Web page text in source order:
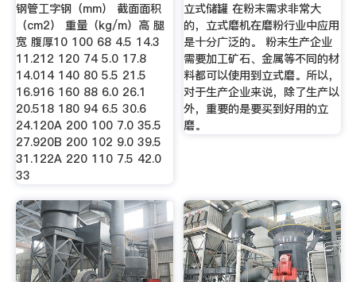
钢管工字钢（mm） 截面面积
（cm2） 重量（kg/m）高 腿
宽 腹厚10 100 68 4.5 14.3
11.212 120 74 5.0 17.8
14.014 140 80 5.5 21.5
16.916 160 88 6.0 26.1
20.518 180 94 6.5 30.6
24.120A 200 100 7.0 35.5
27.920B 200 102 9.0 39.5
31.122A 220 110 7.5 42.0
33
立式储罐 在粉末需求非常大
的，立式磨机在磨粉行业中应用
是十分广泛的。 粉末生产企业
需要加工矿石、金属等不同的材
料都可以使用到立式磨。所以，
对于生产企业来说，除了生产以
外，重要的是要买到好用的立
磨。